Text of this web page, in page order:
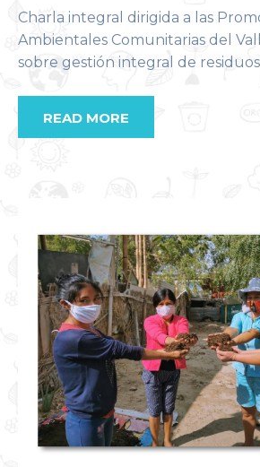
Charla integral dirigida a las
Ambientales Comunitarias del
sobre gestión integral de residuos
READ MORE